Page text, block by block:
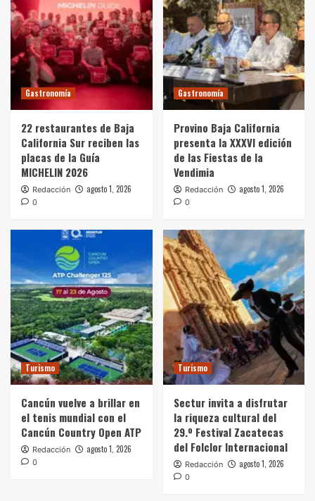
Gastronomía
22 restaurantes de Baja
California Sur reciben las
placas de la Guía
MICHELIN 2026
Redacción agosto 1, 2026
0
Gastronomía
Provino Baja California
presenta la XXXVI edición
de las Fiestas de la
Vendimia
Redacción agosto 1, 2026
0
Turismo
Cancún vuelve a brillar en
el tenis mundial con el
Cancún Country Open ATP
Redacción agosto 1, 2026
0
Turismo
Sectur invita a disfrutar
la riqueza cultural del
29.º Festival Zacatecas
del Folclor Internacional
Redacción agosto 1, 2026
0